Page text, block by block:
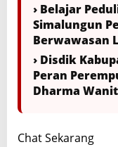
› Belajar
Simalungun
Berwawasan
› Disdik
Peran
Dharma
Chat Sekarang